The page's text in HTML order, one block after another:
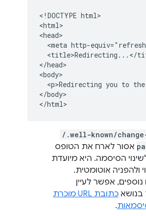
<!DOCTYPE html>
<html>
<head>
<meta http-
<title>Redirecting...</
</head>
<body>
<p>Redirecting you to
</body>
/.well-known/
אסור לארח את הטופס
הסיסמה. היא מיועדת
ולהפניה אוטומטית.
אפשר לעיין
כתובת URL מוכרת
.